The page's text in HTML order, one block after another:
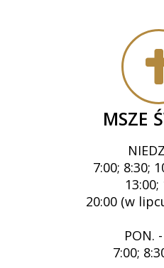
MSZE
7:00; 8:30;
13:00;
20:00 (w
PON.
7:00;